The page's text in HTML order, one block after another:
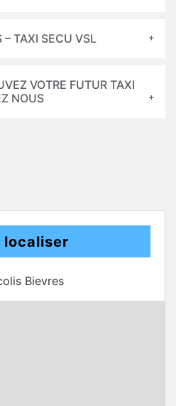
– TAXI SECU VSL
VOTRE FUTUR TAXI
NOUS
localiser
Bievres